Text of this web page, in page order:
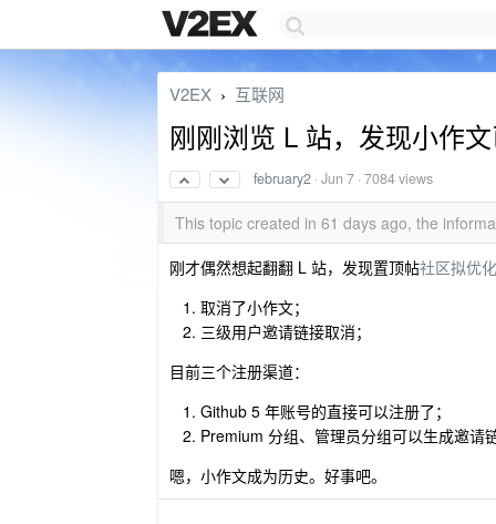
V2EX › 互联网
刚刚浏览 L 站，发现小作
february2 ·Jun 7 · 7084 views
This topic created in 61 days ago, the
刚才偶然想起翻翻 L 站，发现置顶帖社区拟优
取消了小作文；
三级用户邀请链接取消；
目前三个注册渠道：
Github 5 年账号的直接可以注册了；
Premium 分组、管理员分组可以生成邀请
嗯，小作文成为历史。好事吧。